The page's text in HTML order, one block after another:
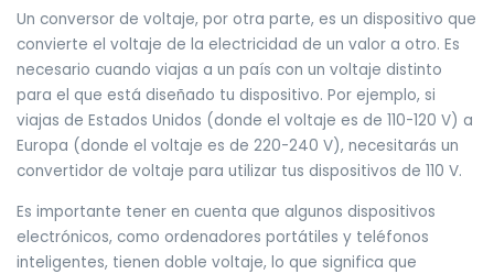
Un conversor de voltaje, por otra parte, es un dispositivo que
convierte el voltaje de la electricidad de un valor a otro. Es
necesario cuando viajas a un país con un voltaje distinto
para el que está diseñado tu dispositivo. Por ejemplo, si
viajas de Estados Unidos (donde el voltaje es de 110-120 V) a
Europa (donde el voltaje es de 220-240 V), necesitarás un
convertidor de voltaje para utilizar tus dispositivos de 110 V.
Es importante tener en cuenta que algunos dispositivos
electrónicos, como ordenadores portátiles y teléfonos
inteligentes, tienen doble voltaje, lo que significa que